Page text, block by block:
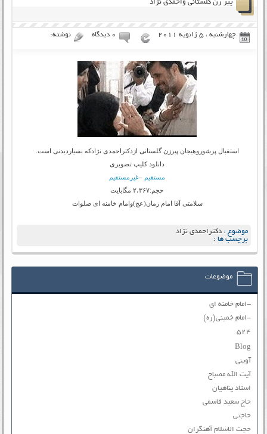
پیر زن گلستانی واحمدی نژاد
چهارشنبه ، 5 ژانویه 2011 ۰ دیدگاه نوشته:
استقبال پرشوروهیجان پیرزن گلستانی ازدکتراحمدی نژادکه بسیاردیدنی است.
دانلود کلیپ تصویری
مستقیم –غیرمستقیم
حجم:۲،۳۶۷ مگابایت
سلامتی آقا امام زمان(عج)وامام خامنه ای صلوات
موضوع :دکتراحمدی نژاد
برچسب ها :
موضوعات
-امام خامنه ای
-امام خمینی(ره)
۵۲۴
Blog
آوینی
آیت الله مصباح
استاد پناهیان
حاج سعید قاسمی
حاجتی
حجت الاسلام آهنگران